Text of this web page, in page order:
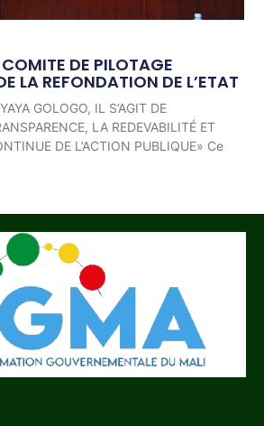
DE PILOTAGE
LA REFONDATION DE L’ETAT
GOLOGO, IL S’AGIT DE
LA REDEVABILITÉ ET
DE L’ACTION PUBLIQUE» Ce